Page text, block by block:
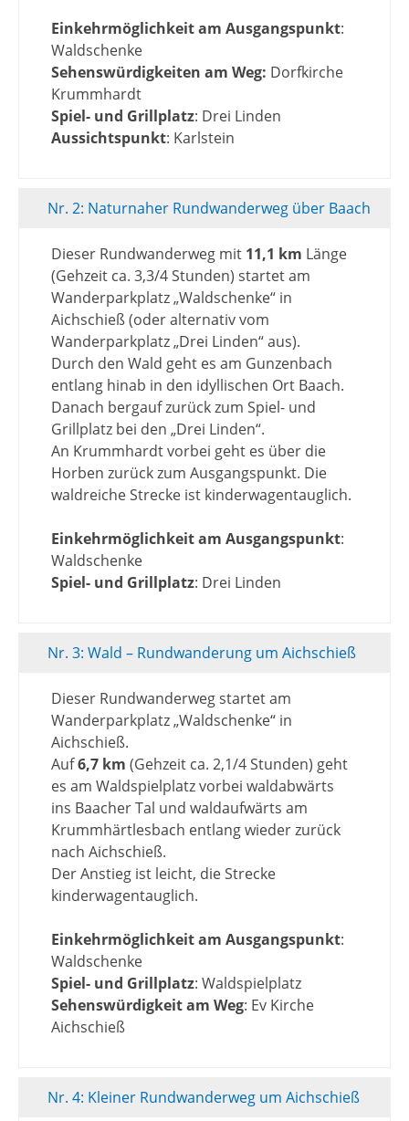
Einkehrmöglichkeit am Ausgangspunkt:
Waldschenke
Sehenswürdigkeiten am Weg: Dorfkirche
Krummhardt
Spiel- und Grillplatz: Drei Linden
Aussichtspunkt: Karlstein
Nr. 2: Naturnaher Rundwanderweg über Baach
Dieser Rundwanderweg mit 11,1 km Länge
(Gehzeit ca. 3,3/4 Stunden) startet am
Wanderparkplatz „Waldschenke“ in
Aichschieß (oder alternativ vom
Wanderparkplatz „Drei Linden“ aus).
Durch den Wald geht es am Gunzenbach
entlang hinab in den idyllischen Ort Baach.
Danach bergauf zurück zum Spiel- und
Grillplatz bei den „Drei Linden“.
An Krummhardt vorbei geht es über die
Horben zurück zum Ausgangspunkt. Die
waldreiche Strecke ist kinderwagentauglich.
Einkehrmöglichkeit am Ausgangspunkt:
Waldschenke
Spiel- und Grillplatz: Drei Linden
Nr. 3: Wald – Rundwanderung um Aichschieß
Dieser Rundwanderweg startet am
Wanderparkplatz „Waldschenke“ in
Aichschieß.
Auf6,7 km (Gehzeit ca. 2,1/4 Stunden) geht
es am Waldspielplatz vorbei waldabwärts
ins Baacher Tal und waldaufwärts am
Krummhärtlesbach entlang wieder zurück
nach Aichschieß.
Der Anstieg ist leicht, die Strecke
kinderwagentauglich.
Einkehrmöglichkeit am Ausgangspunkt:
Waldschenke
Spiel- und Grillplatz: Waldspielplatz
Sehenswürdigkeit am Weg: Ev Kirche
Aichschieß
Nr. 4: Kleiner Rundwanderweg um Aichschieß